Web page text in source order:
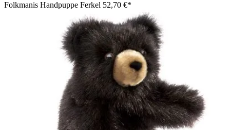
Folkmanis Handpuppe Ferkel 52,70 €*